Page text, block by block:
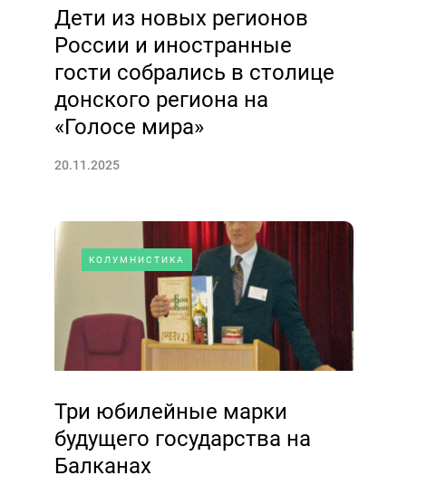
Дети из новых регионов
России и иностранные
гости собрались в столице
донского региона на
«Голосе мира»
20.11.2025
КОЛУМНИСТИКА
Три юбилейные марки
будущего государства на
Балканах